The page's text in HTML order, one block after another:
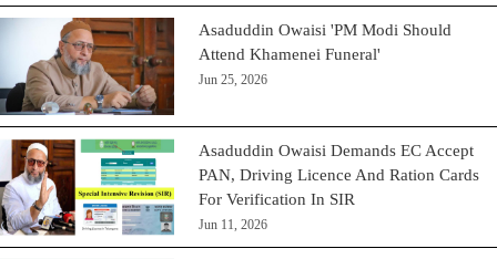
Asaduddin Owaisi 'PM Modi Should
Attend Khamenei Funeral'
Jun 25, 2026
Asaduddin Owaisi Demands EC Accept
PAN, Driving Licence And Ration Cards
For Verification In SIR
Jun 11, 2026